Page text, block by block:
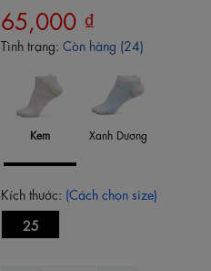
65,000 ₫
Tình trạng: Còn hàng (24)
Xanh Dương
Kem
Kích thước: (Cách chọn size)
25